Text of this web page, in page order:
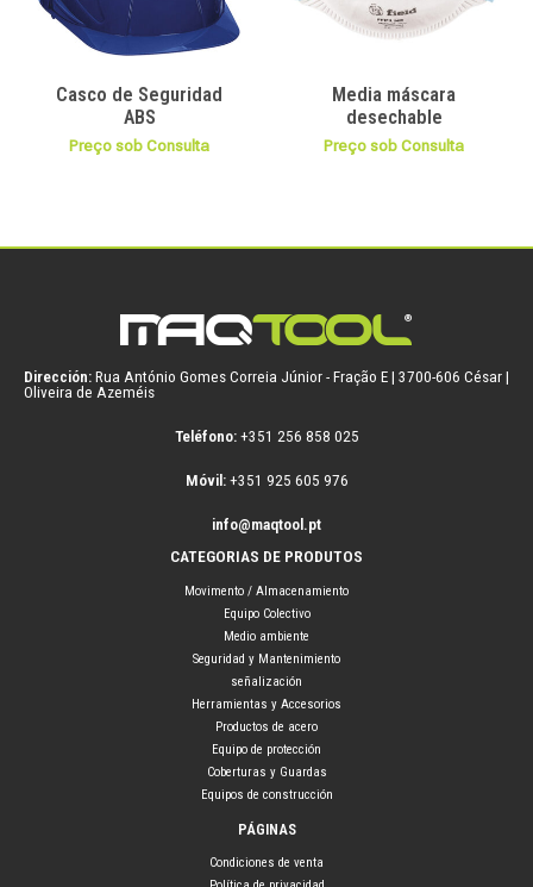
Casco de Seguridad
ABS
Preço sob Consulta
Media máscara
desechable
Preço sob Consulta
Dirección: Rua António Gomes Correia Júnior - Fração E | 3700-606 César |
Oliveira de Azeméis
Teléfono:+351 256 858 025
Móvil:+351 925 605 976
info@maqtool.pt
CATEGORIAS DE PRODUTOS
Movimento / Almacenamiento
Equipo Colectivo
Medio ambiente
Seguridad y Mantenimiento
señalización
Herramientas y Accesorios
Productos de acero
Equipo de protección
Coberturas y Guardas
Equipos de construcción
PÁGINAS
Condiciones de venta